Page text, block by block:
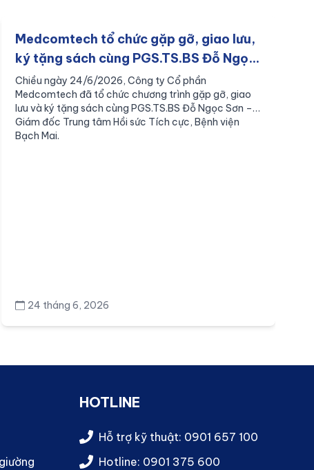
Medcomtech tổ chức gặp gỡ, giao lưu,
ký tặng sách cùng PGS.TS.BS Đỗ Ngọc
Sơn
Chiều ngày 24/6/2026, Công ty Cổ phần
Medcomtech đã tổ chức chương trình gặp gỡ, giao
lưu và ký tặng sách cùng PGS.TS.BS Đỗ Ngọc Sơn –
Giám đốc Trung tâm Hồi sức Tích cực, Bệnh viện
Bạch Mai.
24 tháng 6, 2026
HOTLINE
Hỗ trợ kỹ thuật: 0901 657 100
Hotline: 0901 375 600